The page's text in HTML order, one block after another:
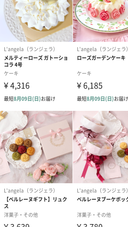
お届け内容
チョコプレート1枚、専用ケース、専
5号サイズ（4名～6名）
【美味しい食べ方】
食べる前の日に冷蔵庫に入れて半日ゆ
【L'angela（ランジェラ）】
スイーツ界のお花屋さん
夢と憧れが詰まったパティスリー。【
は、パティシエールの大好きな薔薇の
付けられました。
#90代 #40代